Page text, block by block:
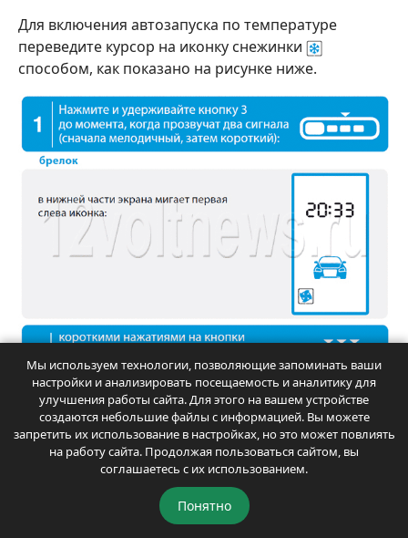
Для включения автозапуска по температуре
переведите курсор на иконку снежинки
способом, как показано на рисунке ниже.
Теперь нажмите коротко кнопку 1. Последует один
световой сигнал автомобиля, брелок издаст
мелодичный сигнал и в течение пяти секунд на его
экране будет отображаться текущая температура,
при которой произойдёт автозапуск.
Мы используем технологии, позволяющие запоминать ваши
настройки и анализировать посещаемость и аналитику для
улучшения работы сайта. Для этого на вашем устройстве
создаются небольшие файлы с информацией. Вы можете
запретить их использование в настройках, но это может повлиять
на работу сайта. Продолжая пользоваться сайтом, вы
соглашаетесь с их использованием.
Понятно